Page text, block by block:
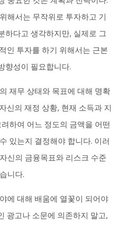
해서는 무작위로 투자하고 기
하다고 생각하지만, 실제로 그
인 투자를 하기 위해서는 근본
향성이 필요합니다.
재무 상태와 목표에 대해 명확
신의 재정 상황, 현재 소득과 지
하여 어느 정도의 금액을 어떤
있는지 결정해야 합니다. 이러
신의 금융목표와 리스크 수준
니다.
에 대해 배움에 열꽃이 되어야
광고나 소문에 의존하지 말고,